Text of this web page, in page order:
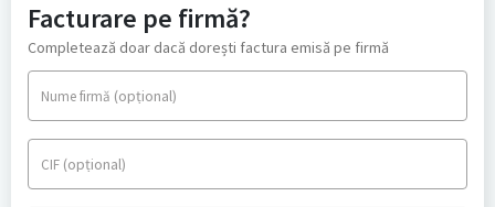
Facturare pe firmă?
Completează doar dacă dorești factura emisă pe firmă
Nume firmă (opțional)
CIF (opțional)